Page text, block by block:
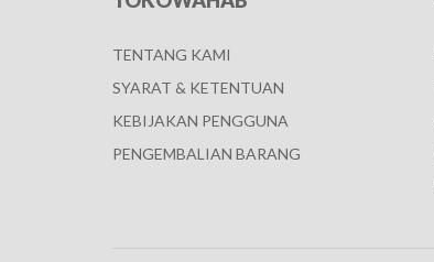
TENTANG KAMI
SYARAT & KETENTUAN
KEBIJAKAN PENGGUNA
PENGEMBALIAN BARANG